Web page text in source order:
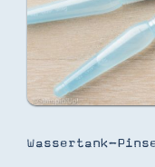
Wassertank-